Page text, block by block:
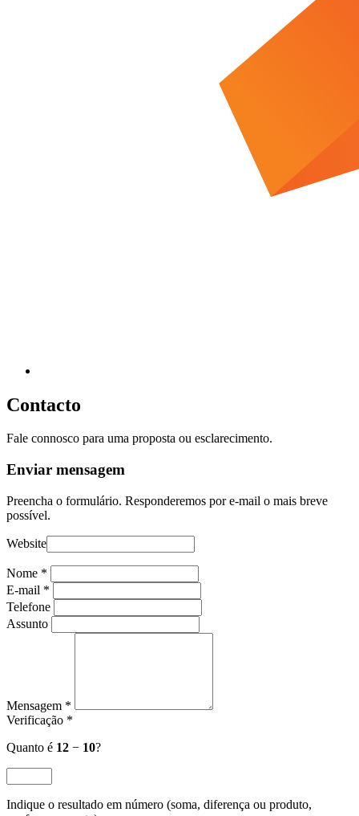
Contacto
Fale connosco para uma proposta ou esclarecimento.
Enviar mensagem
Preencha o formulário. Responderemos por e-mail o mais breve
possível.
Website
Nome *
E-mail *
Telefone
Assunto
Mensagem *
Verificação *
Quanto é 12 − 10?
Indique o resultado em número (soma, diferença ou produto,